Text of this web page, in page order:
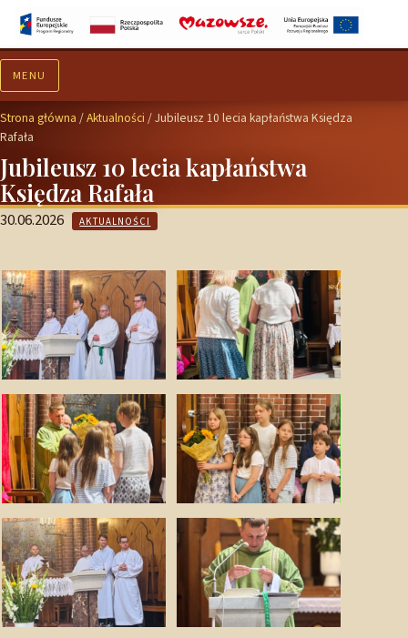
MENU
Strona główna /Aktualności /Jubileusz 10 lecia kapłaństwa Księdza
Rafała
Jubileusz 10 lecia kapłaństwa
Księdza Rafała
30.06.2026 AKTUALNOŚCI